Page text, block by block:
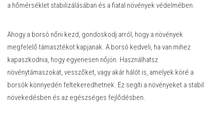
a hőmérséklet stabilizálásában és a fiatal növények védelmében.
Ahogy a borsó nőni kezd, gondoskodj arról, hogy a növények
megfelelő támasztékot kapjanak. A borsó kedveli, ha van mihez
kapaszkodnia, hogy egyenesen nőjön. Használhatsz
növénytámaszokat, vesszőket, vagy akár hálót is, amelyek köré a
borsók könnyedén feltekeredhetnek. Ez segíti a növényeket a stabil
növekedésben és az egészséges fejlődésben.